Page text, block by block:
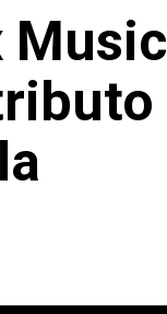
Music